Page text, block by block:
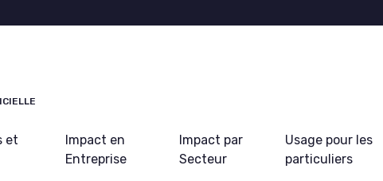
et
Impact en
Entreprise
Impact par
Secteur
Usage pour les
particuliers